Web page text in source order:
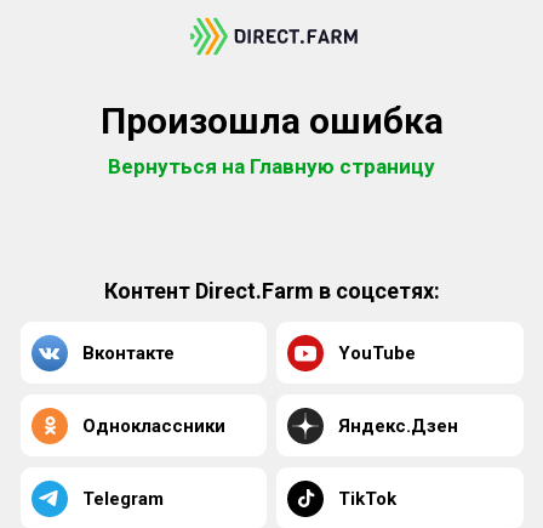
Произошла ошибка
Вернуться на Главную страницу
Контент Direct.Farm в соцсетях:
Вконтакте YouTube
Одноклассники Яндекс.Дзен
Telegram TikTok